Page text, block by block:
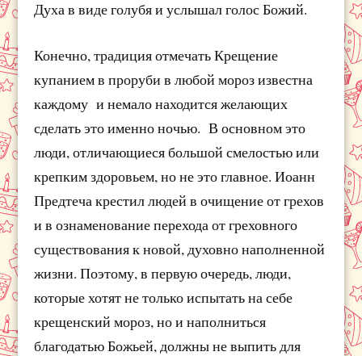
Духа в виде голубя и услышал голос Божий.
Конечно, традиция отмечать Крещение
купанием в проруби в любой мороз известна
каждому и немало находится желающих
сделать это именно ночью. В основном это
люди, отличающиеся большой смелостью или
крепким здоровьем, но не это главное. Иоанн
Предтеча крестил людей в очищение от грехов
и в ознаменование перехода от греховного
существования к новой, духовно наполненной
жизни. Поэтому, в первую очередь, люди,
которые хотят не только испытать на себе
крещенский мороз, но и наполниться
благодатью Божьей, должны не выпить для